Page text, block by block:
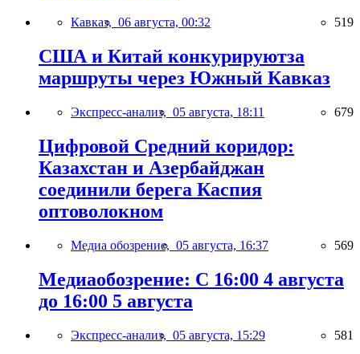
Кавказ, 06 августа, 00:32 519
США и Китай конкурируютза
маршруты через Южный Кавказ
Экспресс-анализ, 05 августа, 18:11 679
Цифровой Средний коридор:
Казахстан и Азербайджан
соединили берега Каспия
оптоволокном
Медиа обозрение, 05 августа, 16:37 569
Медиаобозрение: С 16:00 4 августа
до 16:00 5 августа
Экспресс-анализ, 05 августа, 15:29 581